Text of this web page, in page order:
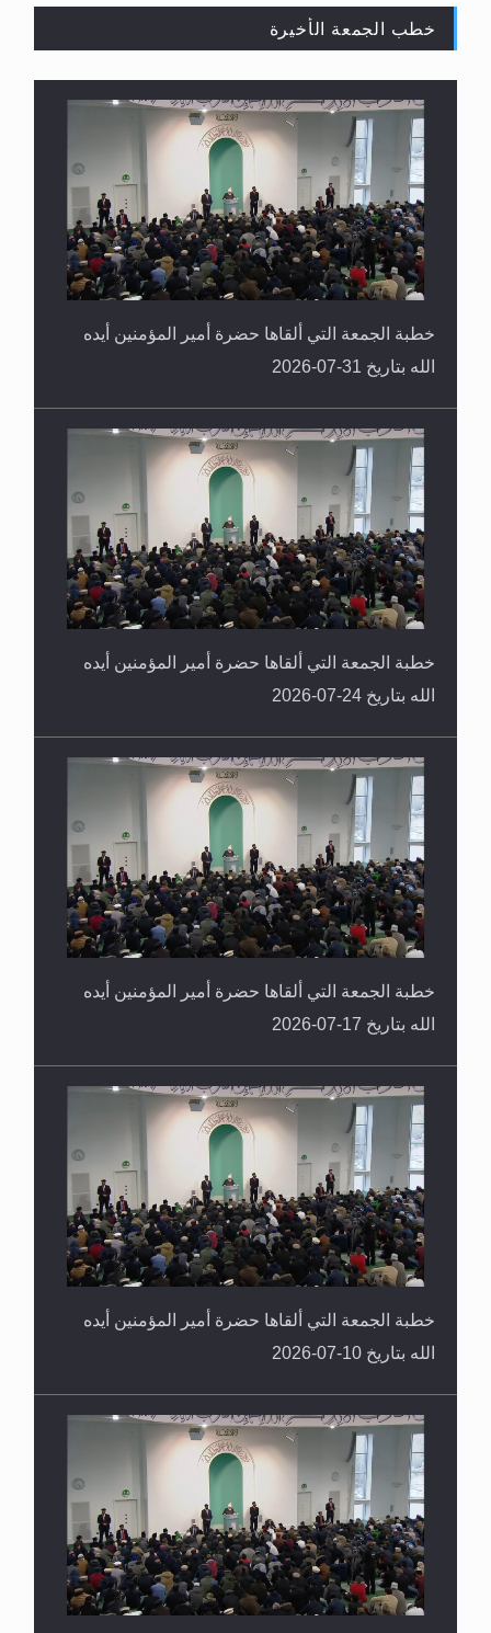
القرآن قاضٍ وحكمٌ على السنة ومهيمنٌ عليها.. ليس
العكس
خطب الجمعة الأخيرة
خطبة الجمعة التي ألقاها حضرة أمير المؤمنين أيده
الله بتاريخ 31-07-2026
خطبة الجمعة التي ألقاها حضرة أمير المؤمنين أيده
الله بتاريخ 24-07-2026
خطبة الجمعة التي ألقاها حضرة أمير المؤمنين أيده
الله بتاريخ 17-07-2026
خطبة الجمعة التي ألقاها حضرة أمير المؤمنين أيده
الله بتاريخ 10-07-2026